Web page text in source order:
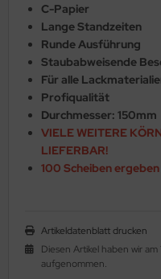
C-Papier
Lange Standzeiten
Runde Ausführung
Staubabweisende
Für alle
Profiqualität
Durchmesser: 150mm
VIELE WEITERE
LIEFERBAR!
100 Scheiben
Artikeldatenblatt drucken
Diesen Artikel haben wir
aufgenommen.